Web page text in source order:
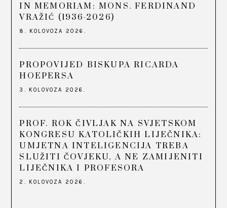
IN MEMORIAM: MONS. FERDINAND
VRAŽIĆ (1936-2026)
8. KOLOVOZA 2026.
PROPOVIJED BISKUPA RICARDA
HOEPERSA
3. KOLOVOZA 2026.
PROF. ROK ČIVLJAK NA SVJETSKOM
KONGRESU KATOLIČKIH LIJEČNIKA:
UMJETNA INTELIGENCIJA TREBA
SLUŽITI ČOVJEKU, A NE ZAMIJENITI
LIJEČNIKA I PROFESORA
2. KOLOVOZA 2026.